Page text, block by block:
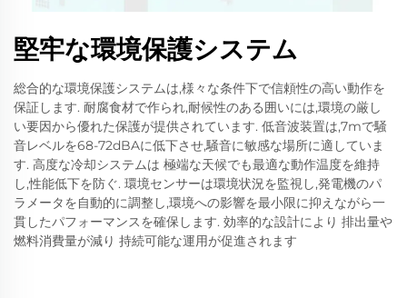
堅牢な環境保護システム
総合的な環境保護システムは,様々な条件下で信頼性の高い動作を
保証します. 耐腐食材で作られ,耐候性のある囲いには,環境の厳し
い要因から優れた保護が提供されています. 低音波装置は,7mで騒
音レベルを68-72dBAに低下させ,騒音に敏感な場所に適していま
す. 高度な冷却システムは 極端な天候でも最適な動作温度を維持
し,性能低下を防ぐ. 環境センサーは環境状況を監視し,発電機のパ
ラメータを自動的に調整し,環境への影響を最小限に抑えながら一
貫したパフォーマンスを確保します. 効率的な設計により 排出量や
燃料消費量が減り 持続可能な運用が促進されます